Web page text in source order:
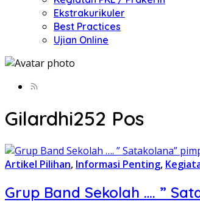
Ekstrakurikuler
Best Practices
Ujian Online
Gilardhi252 Pos
Artikel Pilihan, Informasi Penting,
Grup Band Sekolah …. ”